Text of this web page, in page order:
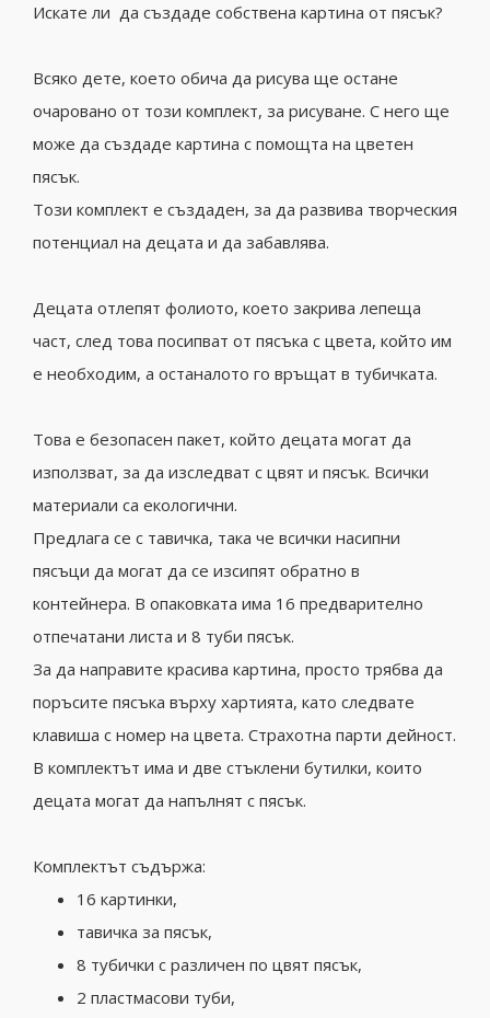
Искате ли да създаде собствена картина от пясък?
Всяко дете, което обича да рисува ще остане
очаровано от този комплект, за рисуване. С него ще
може да създаде картина с помощта на цветен
пясък.
Този комплект е създаден, за да развива творческия
потенциал на децата и да забавлява.
Децата отлепят фолиото, което закрива лепеща
част, след това посипват от пясъка с цвета, който им
е необходим, а останалото го връщат в тубичката.
Това е безопасен пакет, който децата могат да
използват, за да изследват с цвят и пясък. Всички
материали са екологични.
Предлага се с тавичка, така че всички насипни
пясъци да могат да се изсипят обратно в
контейнера. В опаковката има 16 предварително
отпечатани листа и 8 туби пясък.
За да направите красива картина, просто трябва да
поръсите пясъка върху хартията, като следвате
клавиша с номер на цвета. Страхотна парти дейност.
В комплектът има и две стъклени бутилки, които
децата могат да напълнят с пясък.
Комплектът съдържа:
16 картинки,
тавичка за пясък,
8 тубички с различен по цвят пясък,
2 пластмасови туби,